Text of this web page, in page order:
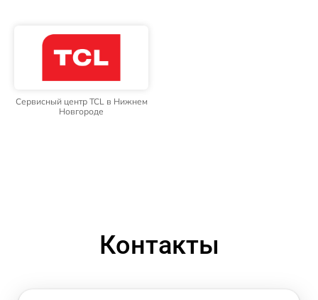
Сервисный центр TCL в Нижнем
Новгороде
Контакты